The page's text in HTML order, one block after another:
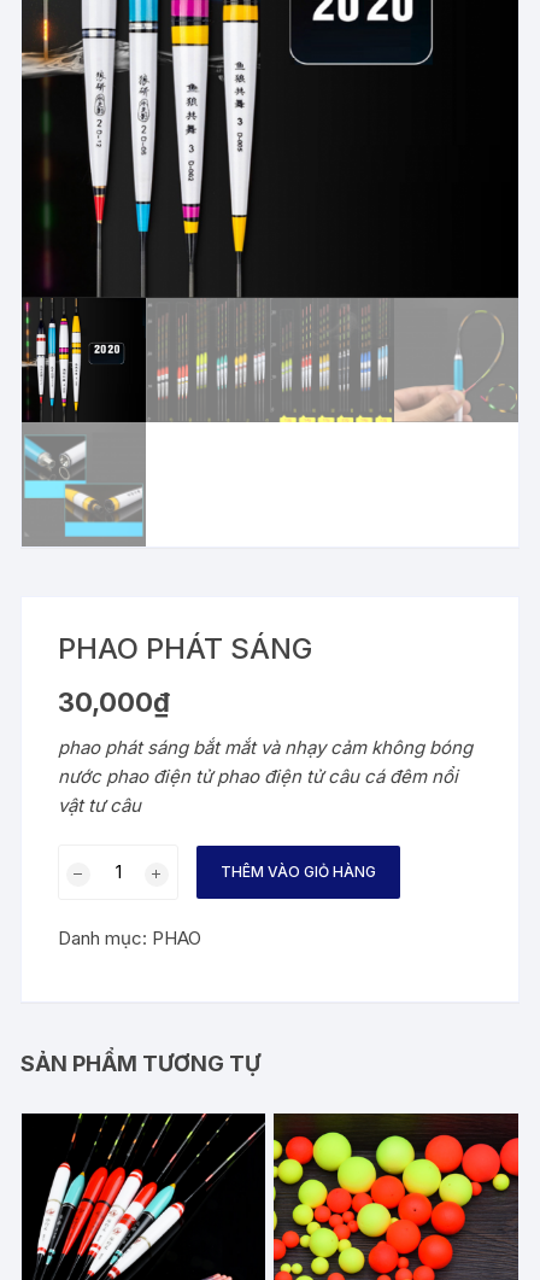
PHAO PHÁT SÁNG
30,000₫
phao phát sáng bắt mắt và nhạy cảm không bóng
nước phao điện tử phao điện tử câu cá đêm nổi
vật tư câu
số
THÊM VÀO GIỎ HÀNG
Danh mục: PHAO
SẢN PHẨM TƯƠNG TỰ